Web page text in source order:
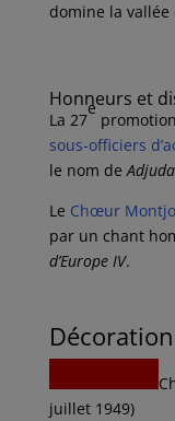
domine la vallée
Honneurs et
La 27
e
sous-officiers
le nom de
Le Chœur
par un chant
d’Europe IV.
juillet 1949)